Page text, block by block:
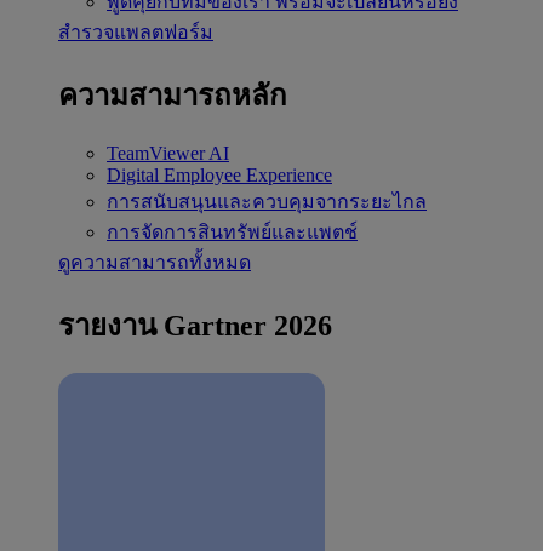
สำรวจแพลตฟอร์ม
ความสามารถหลัก
TeamViewer AI
Digital Employee Experience
การสนับสนุนและควบคุมจากระยะไกล
การจัดการสินทรัพย์และแพตช์
ดูความสามารถทั้งหมด
รายงาน Gartner 2026